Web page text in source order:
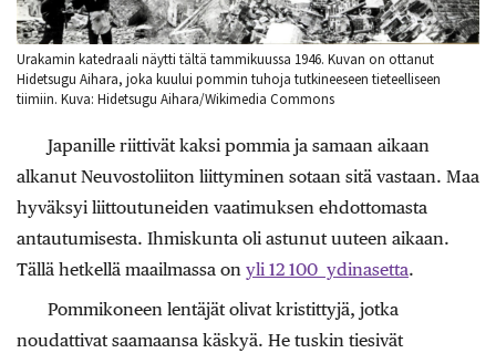
Urakamin katedraali näytti tältä tammikuussa 1946. Kuvan on ottanut
Hidetsugu Aihara, joka kuului pommin tuhoja tutkineeseen tieteelliseen
tiimiin. Kuva: Hidetsugu Aihara/Wikimedia Commons
Japanille riittivät kaksi pommia ja samaan aikaan
alkanut Neuvostoliiton liittyminen sotaan sitä vastaan. Maa
hyväksyi liittoutuneiden vaatimuksen ehdottomasta
antautumisesta. Ihmiskunta oli astunut uuteen aikaan.
Tällä hetkellä maailmassa on yli 12 100 ydinasetta.
Pommikoneen lentäjät olivat kristittyjä, jotka
noudattivat saamaansa käskyä. He tuskin tiesivät